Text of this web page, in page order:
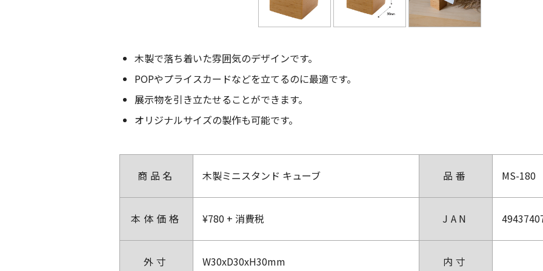
木製で落ち着いた雰囲気のデザインです。
POPやプライスカードなどを立てるのに最適です。
展示物を引き立たせることができます。
オリジナルサイズの製作も可能です。
商品名 木製ミニスタンド キューブ 品番 MS-180
本体価格 ¥780 + 消費税 JAN
外寸 W30xD30xH30mm 内寸